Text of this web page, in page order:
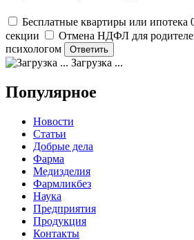
Бесплатные квартиры или ипотека
секции
Отмена НДФЛ для
психологом
Загрузка ...
Популярное
Новости
Статьи
Добрые дела
Фарма
Медизделия
Фармликбез
Наука
Предприятия
Продукция
Контакты